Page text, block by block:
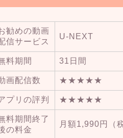
勧めの動画
信サービス
U-NEXT
料期間 31日間
画配信数 ★★★★★
プリの評判 ★★★★★
料期間終了
の料金
月額1,990円（